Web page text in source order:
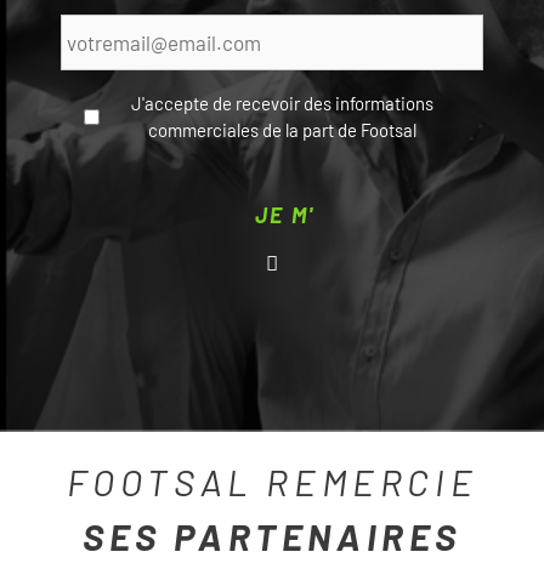
E-
J'accepte de recevoir des informations
commerciales de la part de Footsal
FOOTSAL REMERCIE
SES PARTENAIRES